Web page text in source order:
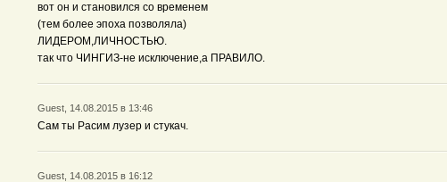
вот он и становился со временем
(тем более эпоха позволяла)
ЛИДЕРОМ,ЛИЧНОСТЬЮ.
так что ЧИНГИЗ-не исключение,а ПРАВИЛО.
Guest, 14.08.2015 в 13:46
Сам ты Расим лузер и стукач.
Guest, 14.08.2015 в 16:12